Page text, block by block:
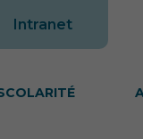
Intranet